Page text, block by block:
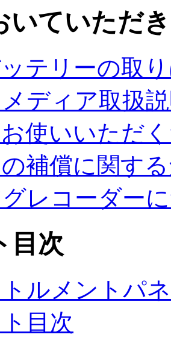
いていただ
テリーの取
ディア取扱
使いいただ
補償に関す
レコーダー
目次
ルメントパ
目次